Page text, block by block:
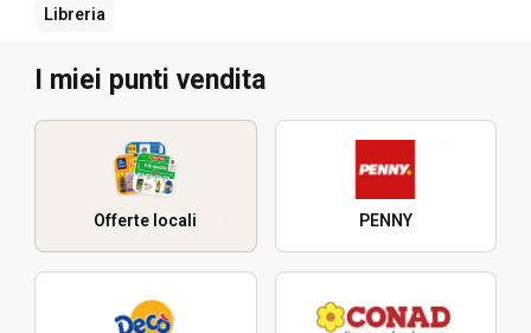
Libreria
I miei punti vendita
Offerte locali PENNY